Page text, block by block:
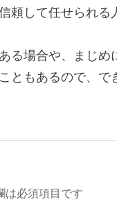
頼して任せられる
る場合や、まじめ
ともあるので、で
は必須項目です